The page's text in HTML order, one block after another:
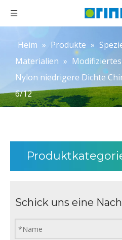
Heim » Produkte »
Materialien » Modifiziertes
Nylon niedrigere Dichte
6/12
Schick uns eine